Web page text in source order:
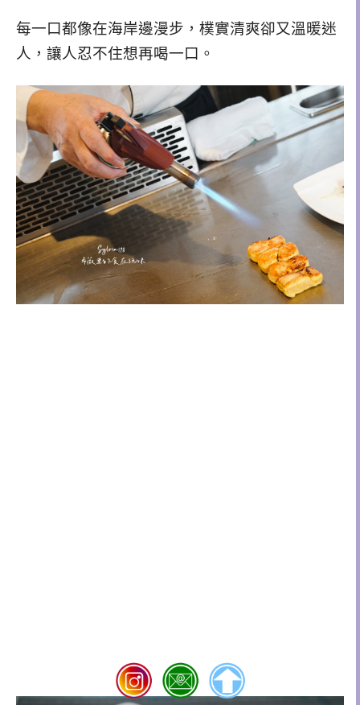
每一口都像在海岸邊漫步， 樸實清爽卻又溫暖迷
人，讓人忍不住想再喝一口。